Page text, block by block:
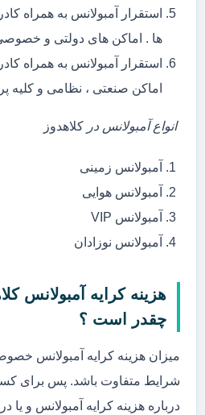
استقرار آمبولانس به همراه
ها . اماکن های دولتی و
استقرار آمبولانس به همراه
اماکن صنعتی ، نظامی و کلیه
انواع آمبولانس در کلاهدوز
آمبولانس زمینی
آمبولانس هوایی
آمبولانس VIP
آمبولانس نوزادان
هزینه کرایه آمبولانس
چقدر است ؟
میزان هزینه کرایه آمبولانس
شرایط متفاوت باشد. پس برای
درباره هزینه کرایه آمبولانس و یا